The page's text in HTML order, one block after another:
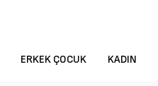
ERKEK ÇOCUK KADIN